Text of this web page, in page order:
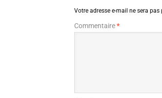
Votre adresse e-mail ne sera pas
Commentaire*